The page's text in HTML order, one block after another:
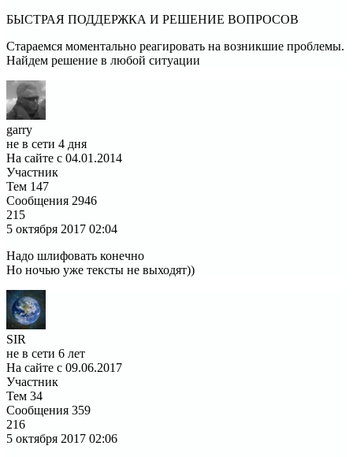
БЫСТРАЯ ПОДДЕРЖКА И РЕШЕНИЕ ВОПРОСОВ
Стараемся моментально реагировать на возникшие проблемы.
Найдем решение в любой ситуации
garry
не в сети 4 дня
На сайте с 04.01.2014
Участник
Тем 147
Сообщения 2946
215
5 октября 2017 02:04
Надо шлифовать конечно
Но ночью уже тексты не выходят))
SIR
не в сети 6 лет
На сайте с 09.06.2017
Участник
Тем 34
Сообщения 359
216
5 октября 2017 02:06